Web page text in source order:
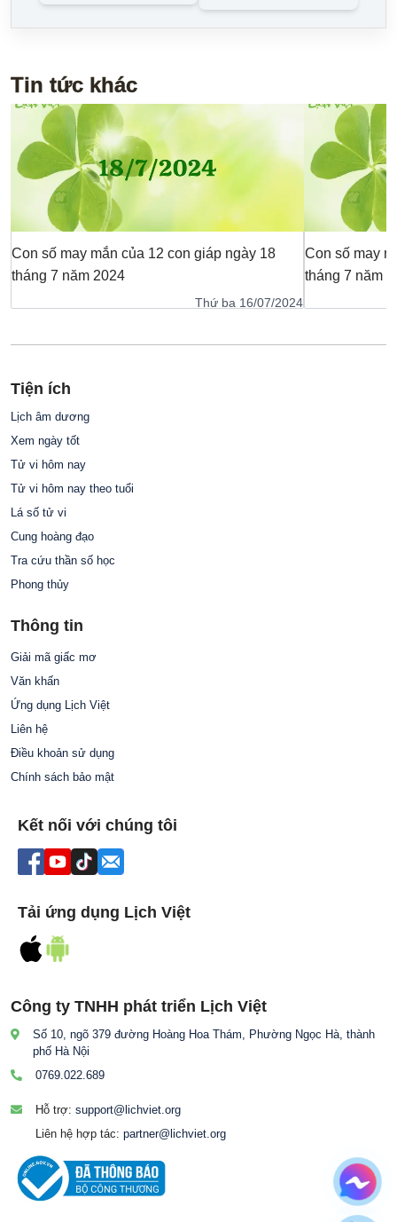
Tin tức khác
Con số may mắn của 12 con giáp ngày 18
tháng 7 năm 2024
Thứ ba 16/07/2024
Con số may
tháng 7 năm
Công ty TNHH phát triển Lịch Việt
Số 10, ngõ 379 đường Hoàng Hoa Thám, Phường Ngọc Hà, thành
phố Hà Nội
0769.022.689
Hỗ trợ: support@lichviet.org
Liên hệ hợp tác: partner@lichviet.org
Tiện ích
Lịch âm dương
Xem ngày tốt
Tử vi hôm nay
Tử vi hôm nay theo tuổi
Lá số tử vi
Cung hoàng đạo
Tra cứu thần số học
Phong thủy
Thông tin
Giải mã giấc mơ
Văn khấn
Ứng dụng Lịch Việt
Liên hệ
Điều khoản sử dụng
Chính sách bảo mật
Kết nối với chúng tôi
Tải ứng dụng Lịch Việt